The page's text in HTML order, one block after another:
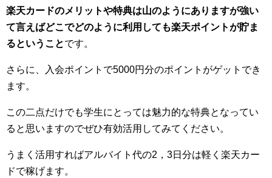
楽天カードのメリットや特典は山のようにありますが強い
て言えばどこでどのように利用しても楽天ポイントが貯ま
るということです。
さらに、入会ポイントで5000円分のポイントがゲットでき
ます。
この二点だけでも学生にとっては魅力的な特典となってい
ると思いますのでぜひ有効活用してみてください。
うまく活用すればアルバイト代の2，3日分は軽く楽天カー
ドで稼げます。